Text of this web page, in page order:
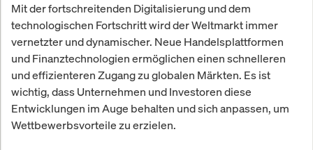
Mit der fortschreitenden Digitalisierung und dem
technologischen Fortschritt wird der Weltmarkt immer
vernetzter und dynamischer. Neue Handelsplattformen
und Finanztechnologien ermöglichen einen schnelleren
und effizienteren Zugang zu globalen Märkten. Es ist
wichtig, dass Unternehmen und Investoren diese
Entwicklungen im Auge behalten und sich anpassen, um
Wettbewerbsvorteile zu erzielen.